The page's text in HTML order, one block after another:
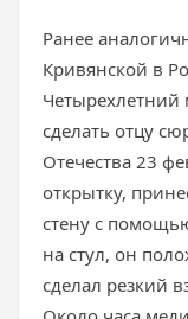
Ранее
Кривянской в
Четырехлетний
сделать отцу
Отечества 23
открытку,
стену с
на стул, он
сделал резкий